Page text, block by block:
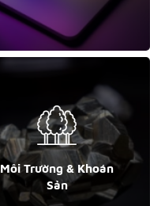
Môi Trường & Khoán
Sản